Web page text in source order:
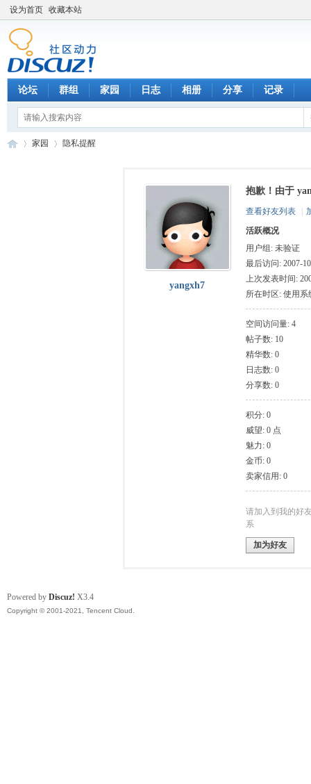
设为首页 收藏本站
论坛 群组 家园 日志 相册 分享 记录
家园 隐私提醒
yangxh7
抱歉！由于
查看好友列表
活跃概况
用户组: 未验证
最后访问: 2007-
上次发表时间:
所在时区: 使用系
空间访问量: 4
帖子数: 10
精华数: 0
日志数: 0
分享数: 0
积分: 0
威望: 0 点
魅力: 0
金币: 0
卖家信用: 0
请加入到我的好
系
加为好友
Powered by Discuz! X3.4
Copyright © 2001-2021, Tencent Cloud.